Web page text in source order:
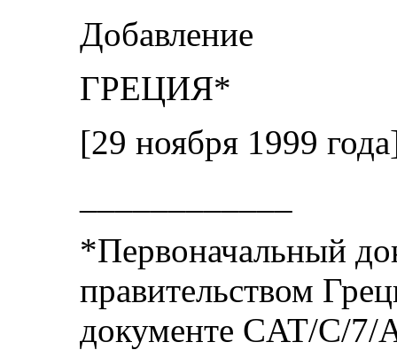
Добавление
ГРЕЦИЯ*
[29 ноября 1999
*Первоначальный
правительством
документе CAT/C/